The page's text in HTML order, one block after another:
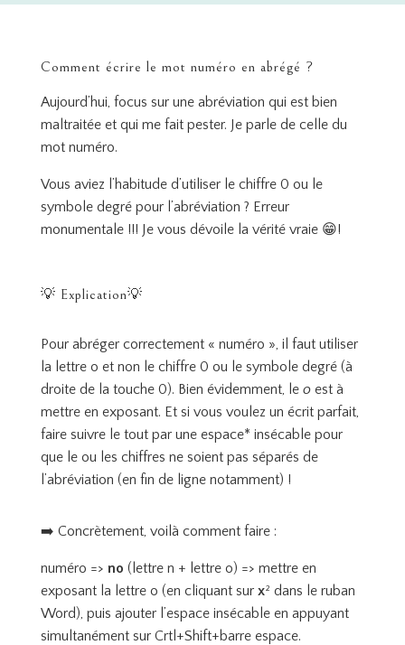
Comment écrire le mot numéro en abrégé ?
Aujourd’hui, focus sur une abréviation qui est bien
maltraitée et qui me fait pester. Je parle de celle du
mot numéro.
Vous aviez l’habitude d’utiliser le chiffre 0 ou le
symbole degré pour l’abréviation ? Erreur
monumentale !!! Je vous dévoile la vérité vraie 😁!
💡 Explication💡
Pour abréger correctement « numéro », il faut utiliser
la lettre o et non le chiffre 0 ou le symbole degré (à
droite de la touche 0). Bien évidemment, le oest à
mettre en exposant. Et si vous voulez un écrit parfait,
faire suivre le tout par une espace* insécable pour
que le ou les chiffres ne soient pas séparés de
l’abréviation (en fin de ligne notamment) !
➡️ Concrètement, voilà comment faire :
numéro => no (lettre n + lettre o) => mettre en
exposant la lettre o (en cliquant sur x² dans le ruban
Word), puis ajouter l’espace insécable en appuyant
simultanément sur Crtl+Shift+barre espace.